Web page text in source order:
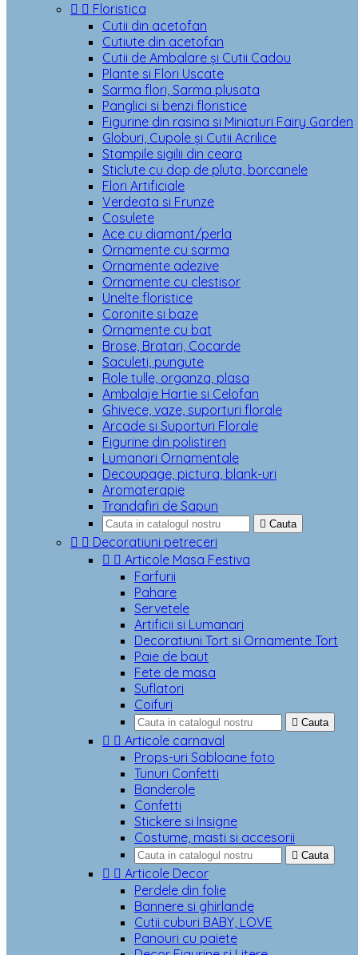
  Floristica
Cutii din acetofan
Cutiute din acetofan
Cutii de Ambalare și Cutii Cadou
Plante si Flori Uscate
Sarma flori, Sarma plusata
Panglici si benzi floristice
Figurine din rasina si Miniaturi Fairy Garden
Globuri, Cupole și Cutii Acrilice
Stampile sigilii din ceara
Sticlute cu dop de pluta, borcanele
Flori Artificiale
Verdeata si Frunze
Cosulete
Ace cu diamant/perla
Ornamente cu sarma
Ornamente adezive
Ornamente cu clestisor
Unelte floristice
Coronite si baze
Ornamente cu bat
Brose, Bratari, Cocarde
Saculeti, pungute
Role tulle, organza, plasa
Ambalaje Hartie si Celofan
Ghivece, vaze, suporturi florale
Arcade si Suporturi Florale
Figurine din polistiren
Lumanari Ornamentale
Decoupage, pictura, blank-uri
Aromaterapie
Trandafiri de Sapun
 Cauta
  Decoratiuni petreceri
  Articole Masa Festiva
Farfurii
Pahare
Servetele
Artificii si Lumanari
Decoratiuni Tort si Ornamente Tort
Paie de baut
Fete de masa
Suflatori
Coifuri
 Cauta
  Articole carnaval
Props-uri Sabloane foto
Tunuri Confetti
Banderole
Confetti
Stickere si Insigne
Costume, masti si accesorii
 Cauta
  Articole Decor
Perdele din folie
Bannere si ghirlande
Cutii cuburi BABY, LOVE
Panouri cu paiete